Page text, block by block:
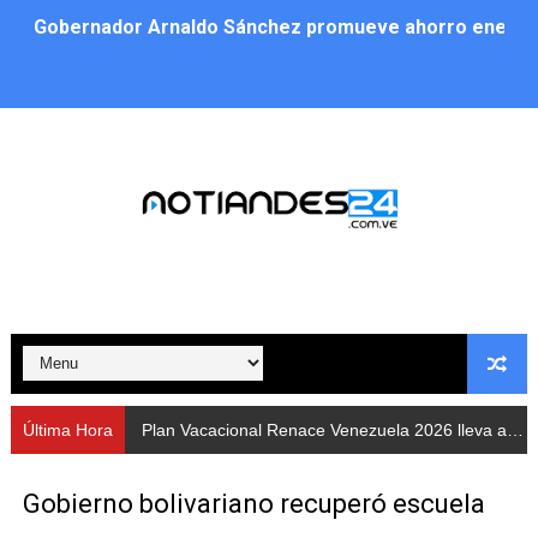
Gobernador Arnaldo Sánchez promueve ahorro
Cuerpos de Seguridad activaron operativos
Alcaldía de Libertador impulsa el Plan Ofensiva
Cidata y el Observatorio Astronómico Nacional de
Concejo Municipal de Zea celebra distinción de
CIEPROL-ULA distingue al municipio Zea como
Última Hora Plan Vacacional Renace Venezuela 2026 lleva actividades recreativas a Los Guaimaros
Gobierno bolivariano recuperó escuela